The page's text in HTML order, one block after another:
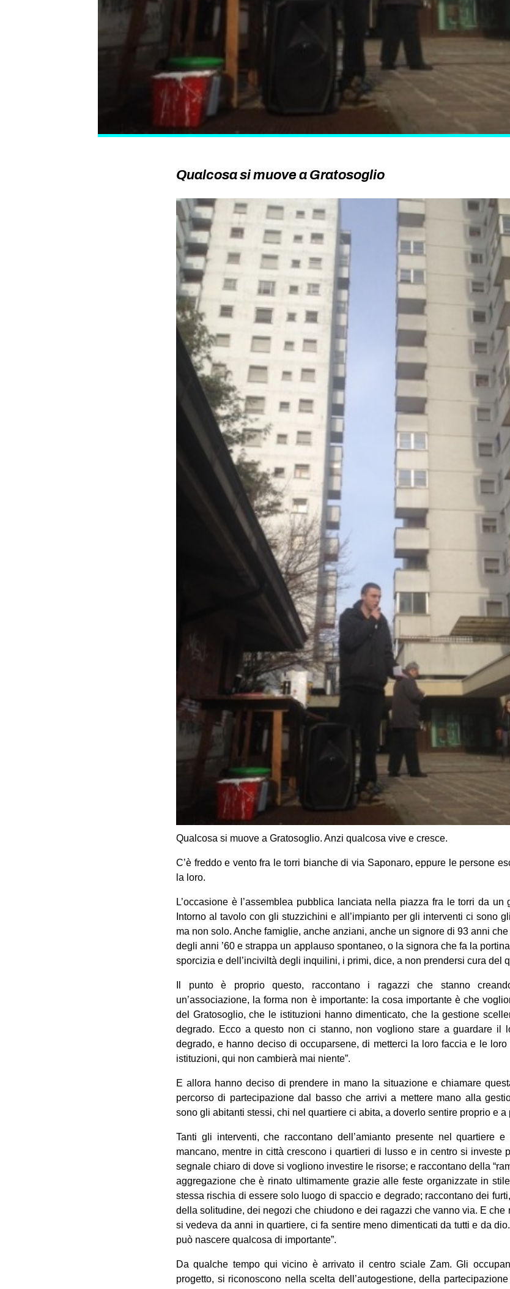
Qualcosa si muove a Gratosoglio
Qualcosa si muove a Gratosoglio. Anzi qualcosa vive e cresce.
C’è freddo e vento fra le torri bianche di via Saponaro, eppure le persone
la loro.
L’occasione è l’assemblea pubblica lanciata nella piazza fra le torri da
Intorno al tavolo con gli stuzzichini e all’impianto per gli interventi ci sono
ma non solo. Anche famiglie, anche anziani, anche un signore di 93 anni
degli anni ’60 e strappa un applauso spontaneo, o la signora che fa la
sporcizia e dell’inciviltà degli inquilini, i primi, dice, a non prendersi cura del
Il punto è proprio questo, raccontano i ragazzi che stanno
un’associazione, la forma non è importante: la cosa importante è che
del Gratosoglio, che le istituzioni hanno dimenticato, che la gestione
degrado. Ecco a questo non ci stanno, non vogliono stare a guardare il
degrado, e hanno deciso di occuparsene, di metterci la loro faccia e le loro
istituzioni, qui non cambierà mai niente”.
E allora hanno deciso di prendere in mano la situazione e chiamare
percorso di partecipazione dal basso che arrivi a mettere mano alla
sono gli abitanti stessi, chi nel quartiere ci abita, a doverlo sentire proprio e a
Tanti gli interventi, che raccontano dell’amianto presente nel quartiere
mancano, mentre in città crescono i quartieri di lusso e in centro si investe
segnale chiaro di dove si vogliono investire le risorse; e raccontano della
aggregazione che è rinato ultimamente grazie alle feste organizzate in
stessa rischia di essere solo luogo di spaccio e degrado; raccontano dei
della solitudine, dei negozi che chiudono e dei ragazzi che vanno via. E che
si vedeva da anni in quartiere, ci fa sentire meno dimenticati da tutti e da
può nascere qualcosa di importante”.
Da qualche tempo qui vicino è arrivato il centro sciale Zam. Gli
progetto, si riconoscono nella scelta dell’autogestione, della partecipazione